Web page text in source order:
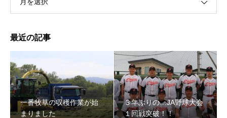
最近の記事
一番牧草の収穫作業が始
まりました
３年ぶりの…JA野球大会
１回戦突破！！